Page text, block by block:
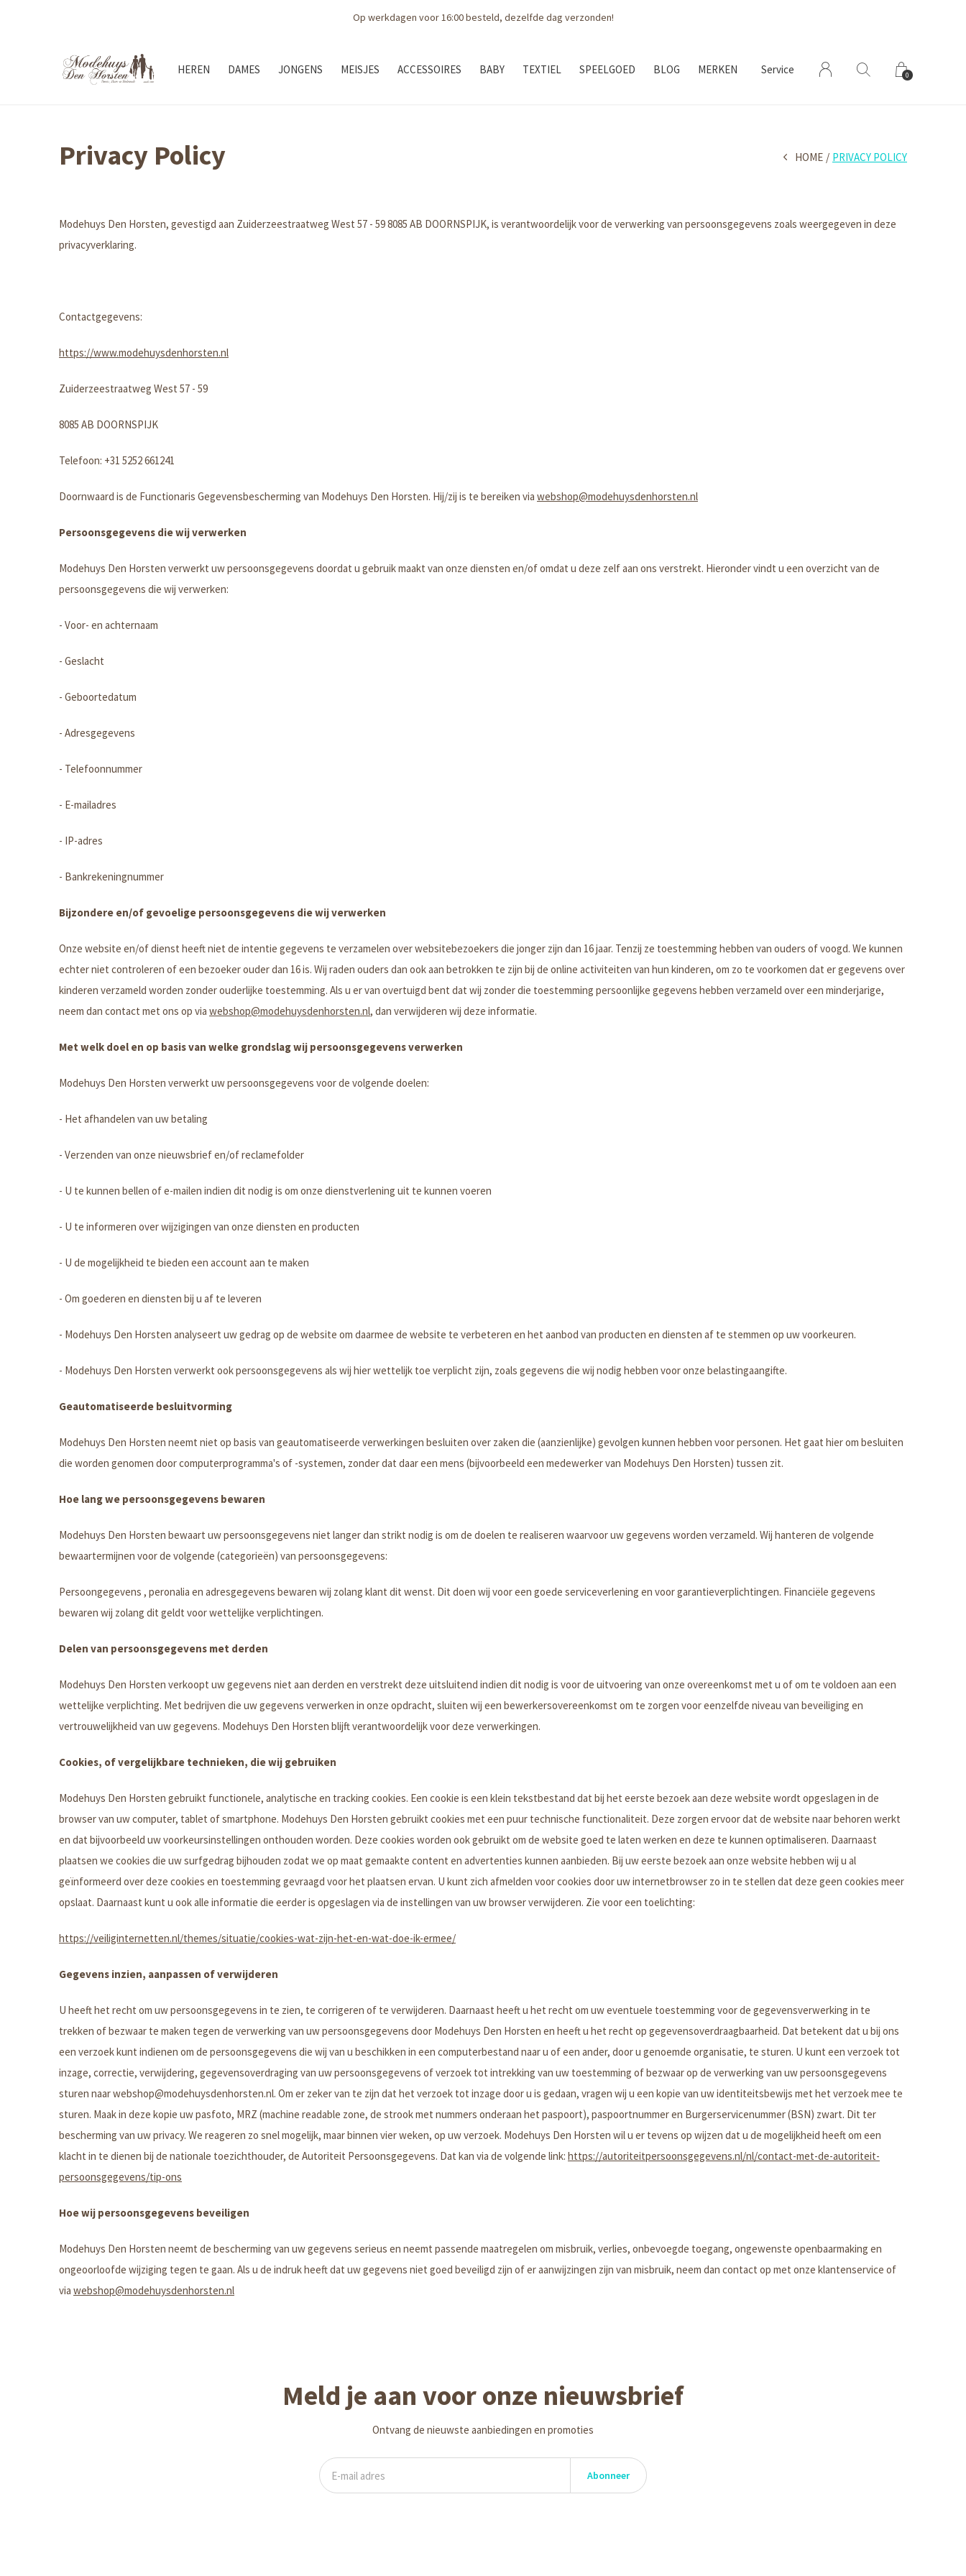
HEREN DAMES JONGENS MEISJES ACCESSOIRES BABY TEXTIEL SPEELGOED BLOG MERKEN Service 0
Gratis bezorging boven € 75,--
Privacy Policy HOME PRIVACY POLICY
Modehuys Den Horsten, gevestigd aan Zuiderzeestraatweg West 57 - 59 8085 AB DOORNSPIJK, is verantwoordelijk voor de verwerking van persoonsgegevens zoals weergegeven in deze
privacyverklaring.
Contactgegevens:
https://www.modehuysdenhorsten.nl
Zuiderzeestraatweg West 57 - 59
8085 AB DOORNSPIJK
Telefoon: +31 5252 661241
Doornwaard is de Functionaris Gegevensbescherming van Modehuys Den Horsten. Hij/zij is te bereiken via webshop@modehuysdenhorsten.nl
Persoonsgegevens die wij verwerken
Modehuys Den Horsten verwerkt uw persoonsgegevens doordat u gebruik maakt van onze diensten en/of omdat u deze zelf aan ons verstrekt. Hieronder vindt u een overzicht van de
persoonsgegevens die wij verwerken:
- Voor- en achternaam
- Geslacht
- Geboortedatum
- Adresgegevens
- Telefoonnummer
- E-mailadres
- IP-adres
- Bankrekeningnummer
Bijzondere en/of gevoelige persoonsgegevens die wij verwerken
Onze website en/of dienst heeft niet de intentie gegevens te verzamelen over websitebezoekers die jonger zijn dan 16 jaar. Tenzij ze toestemming hebben van ouders of voogd. We kunnen
echter niet controleren of een bezoeker ouder dan 16 is. Wij raden ouders dan ook aan betrokken te zijn bij de online activiteiten van hun kinderen, om zo te voorkomen dat er gegevens over
kinderen verzameld worden zonder ouderlijke toestemming. Als u er van overtuigd bent dat wij zonder die toestemming persoonlijke gegevens hebben verzameld over een minderjarige,
neem dan contact met ons op via webshop@modehuysdenhorsten.nl, dan verwijderen wij deze informatie.
Met welk doel en op basis van welke grondslag wij persoonsgegevens verwerken
Modehuys Den Horsten verwerkt uw persoonsgegevens voor de volgende doelen:
- Het afhandelen van uw betaling
- Verzenden van onze nieuwsbrief en/of reclamefolder
- U te kunnen bellen of e-mailen indien dit nodig is om onze dienstverlening uit te kunnen voeren
- U te informeren over wijzigingen van onze diensten en producten
- U de mogelijkheid te bieden een account aan te maken
- Om goederen en diensten bij u af te leveren
- Modehuys Den Horsten analyseert uw gedrag op de website om daarmee de website te verbeteren en het aanbod van producten en diensten af te stemmen op uw voorkeuren.
- Modehuys Den Horsten verwerkt ook persoonsgegevens als wij hier wettelijk toe verplicht zijn, zoals gegevens die wij nodig hebben voor onze belastingaangifte.
Geautomatiseerde besluitvorming
Modehuys Den Horsten neemt niet op basis van geautomatiseerde verwerkingen besluiten over zaken die (aanzienlijke) gevolgen kunnen hebben voor personen. Het gaat hier om besluiten
die worden genomen door computerprogramma's of -systemen, zonder dat daar een mens (bijvoorbeeld een medewerker van Modehuys Den Horsten) tussen zit.
Hoe lang we persoonsgegevens bewaren
Modehuys Den Horsten bewaart uw persoonsgegevens niet langer dan strikt nodig is om de doelen te realiseren waarvoor uw gegevens worden verzameld. Wij hanteren de volgende
bewaartermijnen voor de volgende (categorieën) van persoonsgegevens:
Persoongegevens , peronalia en adresgegevens bewaren wij zolang klant dit wenst. Dit doen wij voor een goede serviceverlening en voor garantieverplichtingen. Financiële gegevens
bewaren wij zolang dit geldt voor wettelijke verplichtingen.
Delen van persoonsgegevens met derden
Modehuys Den Horsten verkoopt uw gegevens niet aan derden en verstrekt deze uitsluitend indien dit nodig is voor de uitvoering van onze overeenkomst met u of om te voldoen aan een
wettelijke verplichting. Met bedrijven die uw gegevens verwerken in onze opdracht, sluiten wij een bewerkersovereenkomst om te zorgen voor eenzelfde niveau van beveiliging en
vertrouwelijkheid van uw gegevens. Modehuys Den Horsten blijft verantwoordelijk voor deze verwerkingen.
Cookies, of vergelijkbare technieken, die wij gebruiken
Modehuys Den Horsten gebruikt functionele, analytische en tracking cookies. Een cookie is een klein tekstbestand dat bij het eerste bezoek aan deze website wordt opgeslagen in de
browser van uw computer, tablet of smartphone. Modehuys Den Horsten gebruikt cookies met een puur technische functionaliteit. Deze zorgen ervoor dat de website naar behoren werkt
en dat bijvoorbeeld uw voorkeursinstellingen onthouden worden. Deze cookies worden ook gebruikt om de website goed te laten werken en deze te kunnen optimaliseren. Daarnaast
plaatsen we cookies die uw surfgedrag bijhouden zodat we op maat gemaakte content en advertenties kunnen aanbieden. Bij uw eerste bezoek aan onze website hebben wij u al
geïnformeerd over deze cookies en toestemming gevraagd voor het plaatsen ervan. U kunt zich afmelden voor cookies door uw internetbrowser zo in te stellen dat deze geen cookies meer
opslaat. Daarnaast kunt u ook alle informatie die eerder is opgeslagen via de instellingen van uw browser verwijderen. Zie voor een toelichting:
https://veiliginternetten.nl/themes/situatie/cookies-wat-zijn-het-en-wat-doe-ik-ermee/
Gegevens inzien, aanpassen of verwijderen
U heeft het recht om uw persoonsgegevens in te zien, te corrigeren of te verwijderen. Daarnaast heeft u het recht om uw eventuele toestemming voor de gegevensverwerking in te
trekken of bezwaar te maken tegen de verwerking van uw persoonsgegevens door Modehuys Den Horsten en heeft u het recht op gegevensoverdraagbaarheid. Dat betekent dat u bij ons
een verzoek kunt indienen om de persoonsgegevens die wij van u beschikken in een computerbestand naar u of een ander, door u genoemde organisatie, te sturen. U kunt een verzoek tot
inzage, correctie, verwijdering, gegevensoverdraging van uw persoonsgegevens of verzoek tot intrekking van uw toestemming of bezwaar op de verwerking van uw persoonsgegevens
sturen naarwebshop@modehuysdenhorsten.nl. Om er zeker van te zijn dat het verzoek tot inzage door u is gedaan, vragen wij u een kopie van uw identiteitsbewijs met het verzoek mee te
sturen. Maak in deze kopie uw pasfoto, MRZ (machine readable zone, de strook met nummers onderaan het paspoort), paspoortnummer en Burgerservicenummer (BSN) zwart. Dit ter
bescherming van uw privacy. We reageren zo snel mogelijk, maar binnen vier weken, op uw verzoek. Modehuys Den Horsten wil u er tevens op wijzen dat u de mogelijkheid heeft om een
klacht in te dienen bij de nationale toezichthouder, de Autoriteit Persoonsgegevens. Dat kan via de volgende link: https://autoriteitpersoonsgegevens.nl/nl/contact-met-de-autoriteit-
persoonsgegevens/tip-ons
Hoe wij persoonsgegevens beveiligen
Modehuys Den Horsten neemt de bescherming van uw gegevens serieus en neemt passende maatregelen om misbruik, verlies, onbevoegde toegang, ongewenste openbaarmaking en
ongeoorloofde wijziging tegen te gaan. Als u de indruk heeft dat uw gegevens niet goed beveiligd zijn of er aanwijzingen zijn van misbruik, neem dan contact op met onze klantenservice of
via webshop@modehuysdenhorsten.nl
Meld je aan voor onze nieuwsbrief
Ontvang de nieuwste aanbiedingen en promoties
Abonneer